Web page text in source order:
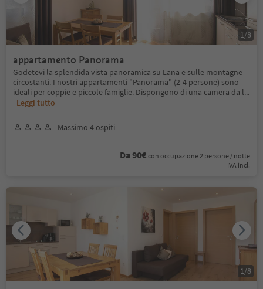
appartamento Panorama
Godetevi la splendida vista panoramica su Lana e sulle montagne
circostanti. I nostri appartamenti "Panorama" (2-4 persone) sono
ideali per coppie e piccole famiglie. Dispongono di una camera da l...
Leggi tutto
Massimo 4 ospiti
Da 90€ con occupazione 2 persone / notte
IVA incl.
1/8
1 /8